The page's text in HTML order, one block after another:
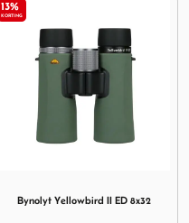
13%
KORTING
Bynolyt Yellowbird II ED 8x32